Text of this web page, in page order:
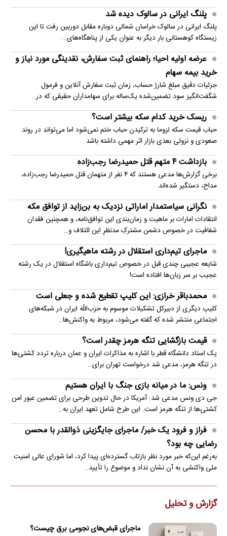
پلنگ ایرانی در سالوک دیده شد
پلنگ ایرانی در سالوک خراسان شمالی دوباره مقابل دوربین رفت تا این
زیستگاه کوهستانی بار دیگر به عنوان یکی از پناهگاه‌های…
عرضه اولیه احیا؛ راهنمای ثبت سفارش، نقدینگی مورد نیاز و
خرید بیمه سهام
جزئیات دقیق مبلغ شارژ حساب، زمان ثبت سفارش آنلاین و فرمول
شگفت‌انگیز سود تضمین‌شده یک‌ساله برای سهامداران حقیقی که در…
ریسک خرید کدام سکه بیشتر است؟
حباب قیمت سکه لزوما به ترکیدن حباب ختم نمی‌شود اما می‌تواند در روند
صعودی و نزولی بعدی بازار اثر مهمی داشته باشد
بازداشت ۴ متهم قتل حمیدرضا رجب‌زاده
برخی گزارش‌ها مدعی هستند که ۴ نفر از متهمان قتل حمیدرضا رجب‌زاده،
مداح، دستگیر شده‌اند.
نگرانی سیاستمدار اماراتی نزدیک به بن‌زاید از توافق مکه
انتقادات امارات بر ماهیت و زمان‌بندی این توافق‌نامه، و همچنین فقدان
شفافیت در خصوص دشمن مشترکِ مدنظرِ این ائتلاف و…
ماجرای تیم‌داری استقلال در رشته ماهیگیری!
شایعه عجیبی چندی قبل در خصوص تیم‌داری باشگاه استقلال در یک رشته
عجیب بر سر زبان‌ها افتاده است!
محمدباقر خرازی: این کلیپ تقطیع شده و جعلی است
کلیپ دیگری از دبیرکل تشکیلات موسوم به حزب‌الله ایران در شبکه‌های
اجتماعی منتشر شده که گفته می‌شود، مربوط به واکنش‌ها…
قیمت بازگشایی تنگه هرمز چقدر است؟
یک استاد دانشگاه قطر با اشاره به مذاکرات ایران و عمان درباره تردد کشتی‌ها
در تنگه هرمز، مدعی شد درخواست تهران برای…
ونس: ما در میانه بازی جنگ با ایران هستیم
جی دی ونس مدعی شد: آمریکا در حال تدوین طرحی برای تضمین عبور امن
کشتی‌ها از تنگه هرمز است. این طرح شامل تعهد ایران به…
فراز و فرود یک خبر/ ماجرای جایگزینی ذوالقدر با محسن
رضایی چه بود؟
به‌رغم این‌که خبر مورد نظر بازتاب گسترده‌ای پیدا کرد، اما شورای عالی امنیت
ملی واکنشی به آن نشان نداد و موضوع را تأیید…
گزارش و تحلیل
ماجرای قبض‌های نجومی برق چیست؟